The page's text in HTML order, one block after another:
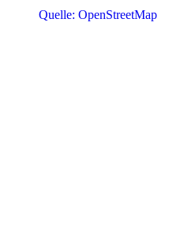
Quelle: OpenStreetMap